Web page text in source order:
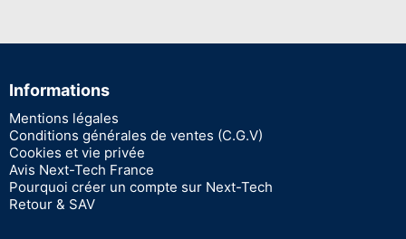
Informations
Mentions légales
Conditions générales de ventes (C.G.V)
Cookies et vie privée
Avis Next-Tech France
Pourquoi créer un compte sur Next-Tech
Retour & SAV